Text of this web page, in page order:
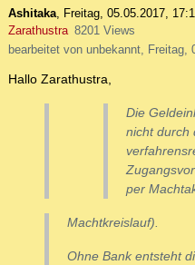
Ashitaka, Freitag, 05.05.2017,
Zarathustra 8201 Views
bearbeitet von unbekannt, Freitag,
Hallo Zarathustra,
Die
nicht durch
per
Machtkreislauf).
Ohne Bank entsteht